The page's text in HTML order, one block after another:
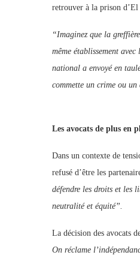
retrouver à la prison
“Imaginez que la
même établissement
national a envoyé en
commette un crime ou
Les avocats de plus en
Dans un contexte de
refusé d’être les
défendre les droits et les
neutralité et équité”.
La décision des avocats
On réclame